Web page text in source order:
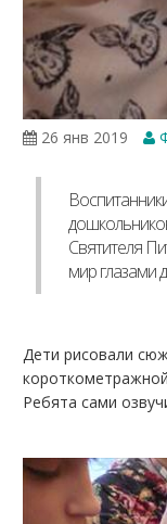
26 янв 2019
Святителя
мир глазами
Дети рисовали
Ребята сами